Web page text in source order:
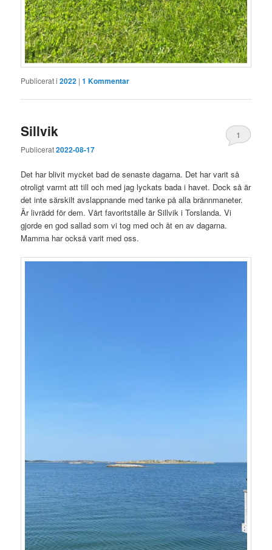
Publicerat i 2022 |1 Kommentar
Sillvik
Publicerat2022-08-17
1
Det har blivit mycket bad de senaste dagarna. Det har varit så
otroligt varmt att till och med jag lyckats bada i havet. Dock så är
det inte särskilt avslappnande med tanke på alla brännmaneter.
Är livrädd för dem. Vårt favoritställe är Sillvik i Torslanda. Vi
gjorde en god sallad som vi tog med och åt en av dagarna.
Mamma har också varit med oss.